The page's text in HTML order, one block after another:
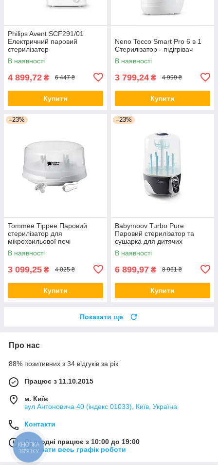
Philips Avent SCF291/01
Електричний паровий
стерилізатор
В наявності
4 899,72 ₴ 6 447 ₴
Купити
Neno Tocco Smart Pro 6 в 1
Стерилізатор - підігрівач
В наявності
3 799,24 ₴ 4 999 ₴
Купити
–23%
Tommee Tippee Паровий
стерилізатор для
мікрохвильової печі
В наявності
3 099,25 ₴ 4 025 ₴
Купити
–23%
Babymoov Turbo Pure
Паровий стерилізатор та
сушарка для дитячих
пляшечок
В наявності
6 899,97 ₴ 8 961 ₴
Купити
Показати ще
Про нас
88% позитивних з 34 відгуків за рік
Працює з 11.10.2015
м. Київ
вул Антоновича 40 (індекс 01033), Київ, Україна
Контакти
Сьогодні працює з 10:00 до 19:00
Показати весь графік роботи
КНОПКА
ЗВ'ЯЗКУ